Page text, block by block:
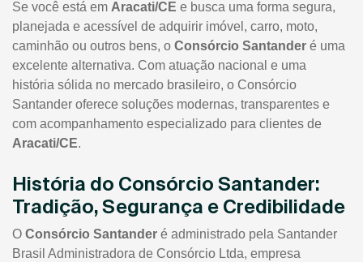
Se você está em Aracati/CE e busca uma forma segura,
planejada e acessível de adquirir imóvel, carro, moto,
caminhão ou outros bens, o Consórcio Santander é uma
excelente alternativa. Com atuação nacional e uma
história sólida no mercado brasileiro, o Consórcio
Santander oferece soluções modernas, transparentes e
com acompanhamento especializado para clientes de
Aracati/CE.
História do Consórcio Santander:
Tradição, Segurança e Credibilidade
O Consórcio Santander é administrado pela Santander
Brasil Administradora de Consórcio Ltda, empresa